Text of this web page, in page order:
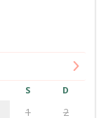
S D
1
2